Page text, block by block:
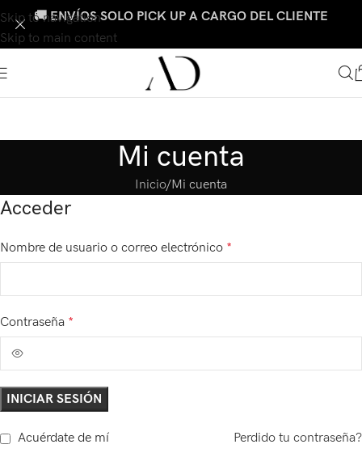
Skip to navigation
Skip to main content
🚚 ENVÍOS SOLO PICK UP A CARGO DEL CLIENTE
Mi cuenta
Inicio Mi cuenta
Acceder
Nombre de usuario o correo electrónico *
Contraseña *
INICIAR SESIÓN
Perdido tu contraseña?
Acuérdate de mí